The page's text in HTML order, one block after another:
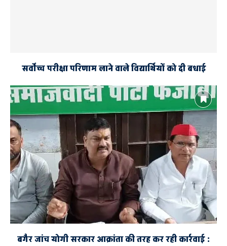
सर्वोच्च परीक्षा परिणाम लाने वाले विद्यार्थियों को दी बधाई
बगैर जांच योगी सरकार आक्रांता की तरह कर रही कार्रवाई :